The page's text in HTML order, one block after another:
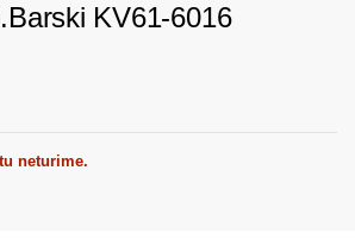
KV61-6016
neturime.